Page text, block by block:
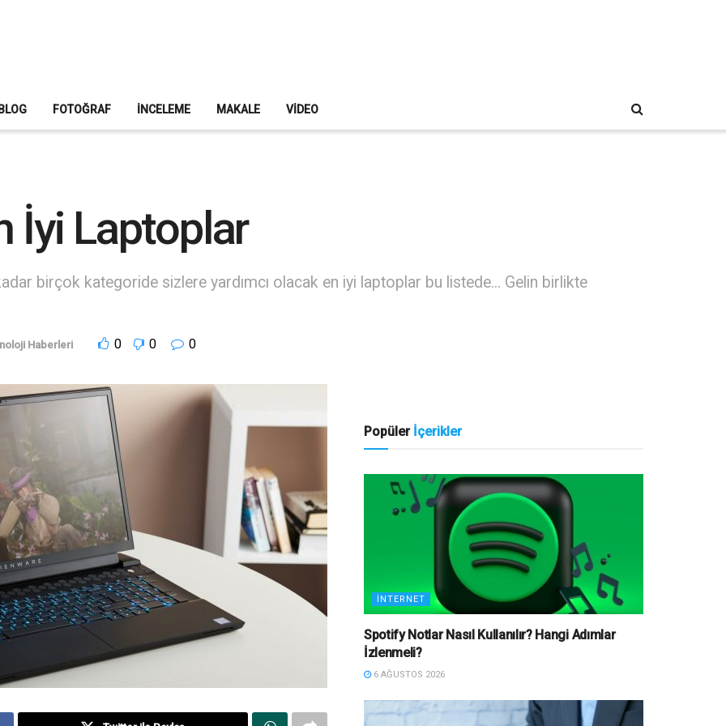
FOTOĞRAF İNCELEME MAKALE VIDEO
İyi Laptoplar
birçok kategoride sizlere yardımcı olacak en iyi laptoplar bu listede... Gelin birlikte
Haberleri 0 0 0
Popüler İçerikler
İNTERNET
Spotify Notlar Nasıl Kullanılır? Hangi Adımlar
İzlenmeli?
6 AĞUSTOS 2026